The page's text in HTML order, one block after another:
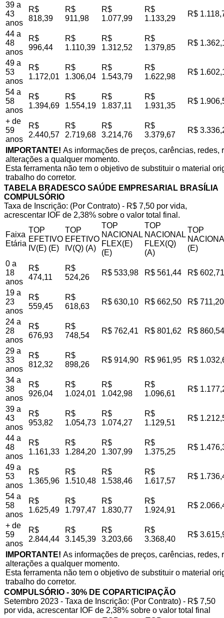
39 a
43
anos
R$
818,39
R$
911,98
R$
1.077,99
R$
1.133,29
R$
44 a
48
anos
R$
996,44
R$
1.110,39
R$
1.312,52
R$
1.379,85
R$
49 a
53
anos
R$
1.172,01
R$
1.306,04
R$
1.543,79
R$
1.622,98
R$
54 a
58
anos
R$
1.394,69
R$
1.554,19
R$
1.837,11
R$
1.931,35
R$
+ de
59
anos
R$
2.440,57
R$
2.719,68
R$
3.214,76
R$
3.379,67
R$
IMPORTANTE! As informações de preços, carências,
alterações a qualquer momento.
Esta ferramenta não tem o objetivo de substituir o material
trabalho do corretor.
TABELA BRADESCO SAÚDE EMPRESARIAL BRASÍLIA
COMPULSÓRIO
Taxa de Inscrição: (Por Contrato) - R$ 7,50 por vida,
acrescentar IOF de 2,38% sobre o valor total final.
Faixa
Etária
TOP
EFETIVO
IV(E) (E)
TOP
EFETIVO
IV(Q) (A)
TOP
NACIONAL
FLEX(E)
(E)
TOP
NACIONAL
FLEX(Q)
(A)
TOP
(E)
0 a
18
anos
R$
474,11
R$
524,26
R$ 533,98 R$ 561,44 R$ 602,71
19 a
23
anos
R$
559,45
R$
618,63
R$ 630,10 R$ 662,50 R$ 711,20
24 a
28
anos
R$
676,93
R$
748,54
R$ 762,41 R$ 801,62 R$ 860,54
29 a
33
anos
R$
812,32
R$
898,26
R$ 914,90 R$ 961,95 R$
34 a
38
anos
R$
926,04
R$
1.024,01
R$
1.042,98
R$
1.096,61
R$
39 a
43
anos
R$
953,82
R$
1.054,73
R$
1.074,27
R$
1.129,51
R$
44 a
48
anos
R$
1.161,33
R$
1.284,20
R$
1.307,99
R$
1.375,25
R$
49 a
53
anos
R$
1.365,96
R$
1.510,48
R$
1.538,46
R$
1.617,57
R$
54 a
58
anos
R$
1.625,49
R$
1.797,47
R$
1.830,77
R$
1.924,91
R$
+ de
59
anos
R$
2.844,44
R$
3.145,39
R$
3.203,66
R$
3.368,40
R$
IMPORTANTE! As informações de preços, carências,
alterações a qualquer momento.
Esta ferramenta não tem o objetivo de substituir o material
trabalho do corretor.
COMPULSÓRIO - 30% DE COPARTICIPAÇÃO
Setembro 2023 - Taxa de Inscrição: (Por Contrato) - R$ 7,50
por vida, acrescentar IOF de 2,38% sobre o valor total final